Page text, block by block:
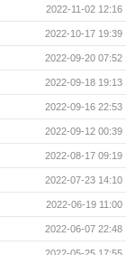
2022-11-02 12:16
2022-10-17 19:39
2022-09-20 07:52
2022-09-18 19:13
2022-09-16 22:53
2022-09-12 00:39
2022-08-17 09:19
2022-07-23 14:10
2022-06-19 11:00
2022-06-07 22:48